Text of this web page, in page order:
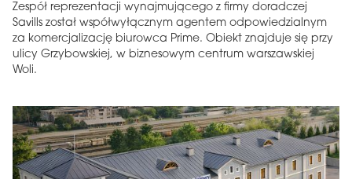
Zespół reprezentacji wynajmującego z firmy doradczej
Savills został współwyłącznym agentem odpowiedzialnym
za komercjalizację biurowca Prime. Obiekt znajduje się przy
ulicy Grzybowskiej, w biznesowym centrum warszawskiej
Woli.